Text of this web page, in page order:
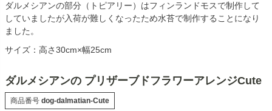
ダルメシアンの部分（トピアリー）はフィンランドモスで制作して
していましたが入荷が難しくなったため水苔で制作することになり
ました。
サイズ：高さ30cm×幅25cm
ダルメシアンの プリザーブドフラワーアレンジCute
商品番号 dog-dalmatian-Cute